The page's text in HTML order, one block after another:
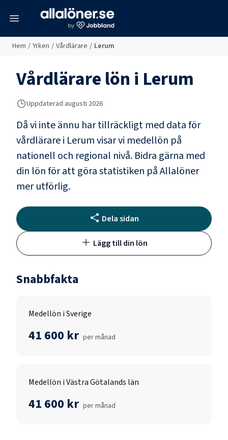
Hem / Yrken / Vårdlärare / Lerum
Vårdlärarelön i Lerum
Uppdaterad augusti 2026
Då vi inte ännu har tillräckligt med data för
vårdlärarei Lerumvisar vi medellön på
nationell och regional nivå. Bidra gärna med
din lön för att göra statistiken på Allalöner
mer utförlig.
Dela sidan
Lägg till din lön
Snabbfakta
Medellön i Sverige
41 600 kr per månad
Medellön i Västra Götalands län
41 600 kr per månad